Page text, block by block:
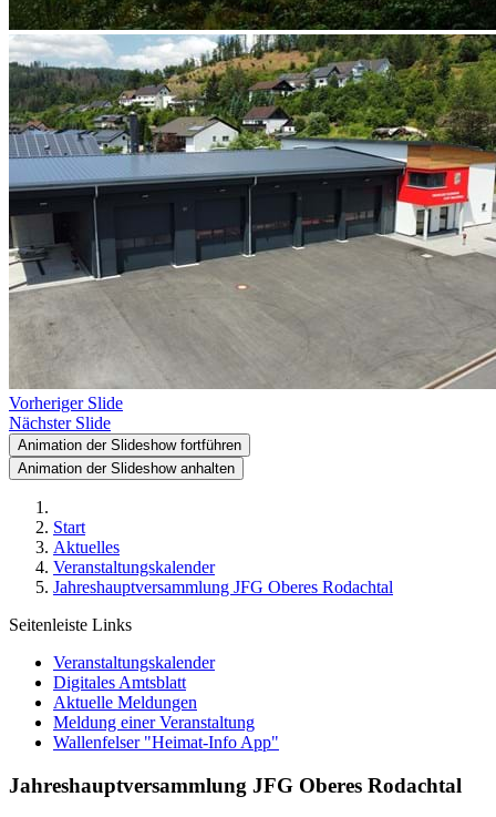
Vorheriger Slide
Nächster Slide
Animation der Slideshow fortführen
Animation der Slideshow anhalten
Start
Aktuelles
Veranstaltungskalender
Jahreshauptversammlung JFG Oberes Rodachtal
Seitenleiste Links
Veranstaltungskalender
Digitales Amtsblatt
Aktuelle Meldungen
Meldung einer Veranstaltung
Wallenfelser "Heimat-Info App"
Jahreshauptversammlung JFG Oberes Rodachtal